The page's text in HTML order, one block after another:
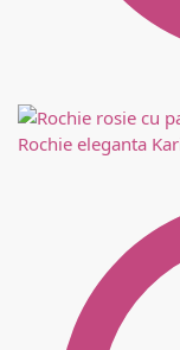
Rochie eleganta